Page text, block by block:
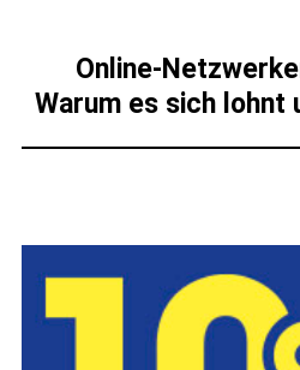
Online-
Warum es sich lohnt